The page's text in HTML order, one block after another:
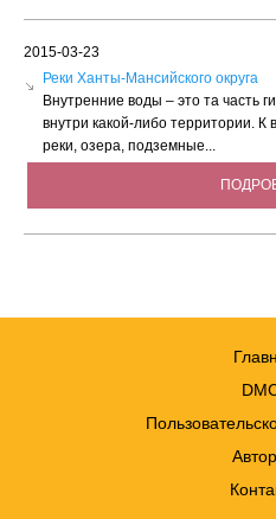
2015-03-23
Реки Ханты-Мансийского округа
Внутренние воды – это та часть
внутри какой-либо территории. К
реки, озера, подземные...